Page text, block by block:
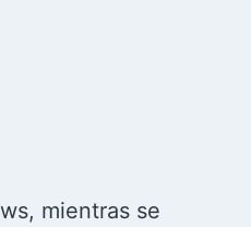
mientras se